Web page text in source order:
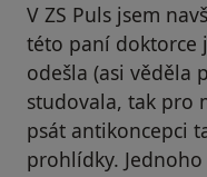
V ZS Puls jsem
této paní doktorce
odešla (asi věděla
studovala, tak pro
psát antikoncepci
prohlídky.